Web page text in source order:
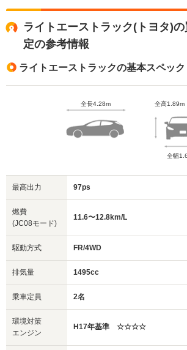
ライトエーストラック(トヨタ)
定の参考情報
ライトエーストラックの基本スペック
全長4.28m 全高1.89m
全幅
最高出力 97ps
燃費
(JC08モード)
11.6〜12.8km/L
駆動方式 FR/4WD
排気量 1495cc
乗車定員 2名
環境対策
エンジン
H17年基準 ☆☆☆☆